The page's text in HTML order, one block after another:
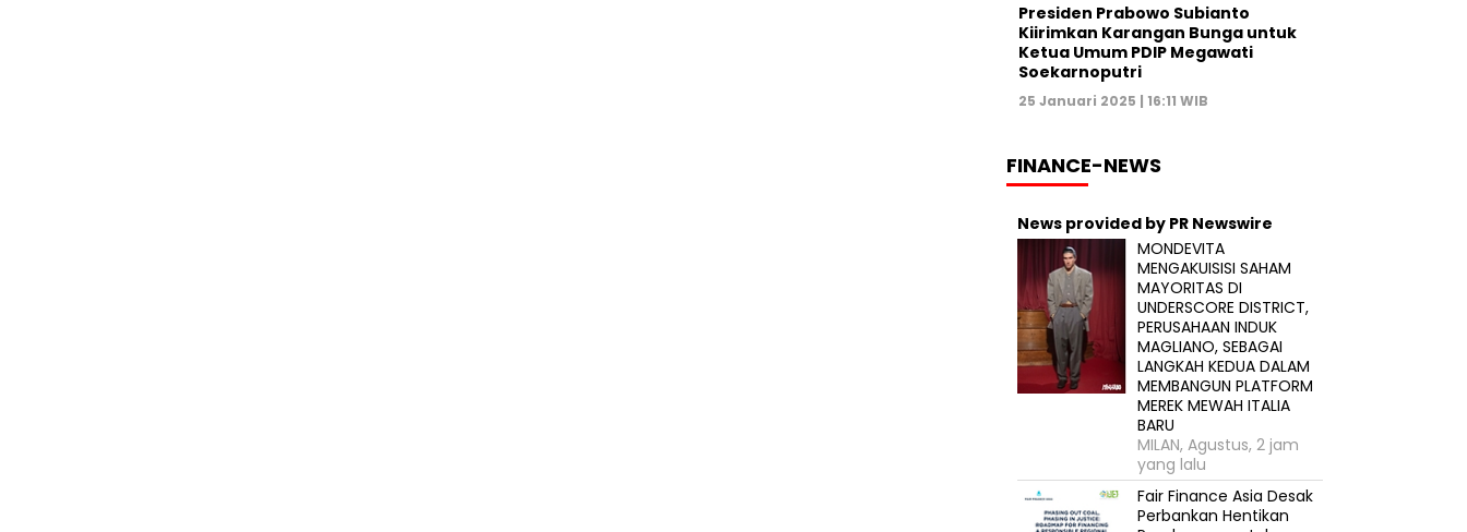
Presiden Prabowo Subianto
Kiirimkan Karangan Bunga untuk
Ketua Umum PDIP Megawati
Soekarnoputri
25 Januari 2025 | 16:11 WIB
FINANCE-NEWS
News provided by PR Newswire
MONDEVITA
MENGAKUISISI SAHAM
MAYORITAS DI
UNDERSCORE DISTRICT,
PERUSAHAAN INDUK
MAGLIANO, SEBAGAI
LANGKAH KEDUA DALAM
MEMBANGUN PLATFORM
MEREK MEWAH ITALIA
BARU
MILAN, Agustus, 2 jam
yang lalu
Fair Finance Asia Desak
Perbankan Hentikan